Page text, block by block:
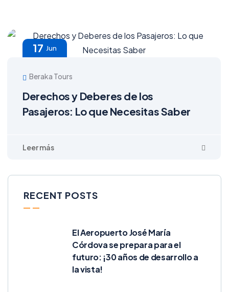
17 Jun
Beraka Tours
Derechos y Deberes de los
Pasajeros: Lo que Necesitas Saber
RECENT POSTS
El Aeropuerto José María
Córdova se prepara para el
futuro: ¡30 años de desarrollo a
la vista!